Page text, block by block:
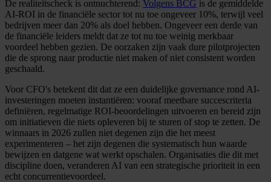
De realiteitscheck is ontnuchterend: Volgens BCG is de gemiddelde
AI-ROI in de financiële sector tot nu toe ongeveer 10%, terwijl veel
bedrijven meer dan 20% als doel hebben. Ongeveer een derde van
de financiële leiders meldt dat ze tot nu toe weinig merkbaar
voordeel hebben gezien. De oorzaken zijn vaak dure pilotprojecten
die de sprong naar productie niet maken of niet consistent worden
geschaald.
Voor CFO's betekent dit dat ze een duidelijke governance rond AI-
investeringen moeten instantiëren: vooraf meetbare succescriteria
definiëren, regelmatige ROI-beoordelingen uitvoeren en bereid zijn
om initiatieven die niets opleveren bij te sturen of stop te zetten. De
winnaars in 2026 zullen niet degenen zijn die het meest
experimenteren – het zijn degenen die systematisch hun waarde
bewijzen en datgene wat werkt opschalen. Organisaties die dit met
discipline doen, veranderen AI van een strategische prioriteit in een
echt concurrentievoordeel.